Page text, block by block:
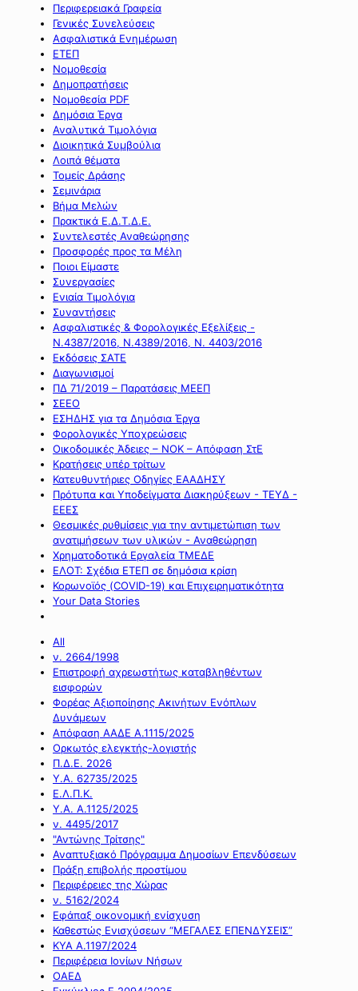
Περιφερειακά Γραφεία
Γενικές Συνελεύσεις
Ασφαλιστικά Ενημέρωση
ΕΤΕΠ
Νομοθεσία
Δημοπρατήσεις
Νομοθεσία PDF
Δημόσια Έργα
Αναλυτικά Τιμολόγια
Διοικητικά Συμβούλια
Λοιπά θέματα
Τομείς Δράσης
Σεμινάρια
Βήμα Μελών
Πρακτικά Ε.Δ.Τ.Δ.Ε.
Συντελεστές Αναθεώρησης
Προσφορές προς τα Μέλη
Ποιοι Είμαστε
Συνεργασίες
Ενιαία Τιμολόγια
Συναντήσεις
Ασφαλιστικές & Φορολογικές Εξελίξεις -
Ν.4387/2016, Ν.4389/2016, Ν. 4403/2016
Εκδόσεις ΣΑΤΕ
Διαγωνισμοί
ΠΔ 71/2019 – Παρατάσεις ΜΕΕΠ
ΣΕΕΟ
ΕΣΗΔΗΣ για τα Δημόσια Έργα
Φορολογικές Υποχρεώσεις
Οικοδομικές Άδειες – ΝΟΚ – Απόφαση ΣτΕ
Κρατήσεις υπέρ τρίτων
Κατευθυντήριες Οδηγίες ΕΑΑΔΗΣΥ
Πρότυπα και Υποδείγματα Διακηρύξεων - ΤΕΥΔ -
ΕΕΕΣ
Θεσμικές ρυθμίσεις για την αντιμετώπιση των
ανατιμήσεων των υλικών - Αναθεώρηση
Χρηματοδοτικά Εργαλεία ΤΜΕΔΕ
ΕΛΟΤ: Σχέδια ΕΤΕΠ σε δημόσια κρίση
Κορωνοϊός (COVID-19) και Επιχειρηματικότητα
Your Data Stories
All
ν. 2664/1998
Επιστροφή αχρεωστήτως καταβληθέντων
εισφορών
Φορέας Αξιοποίησης Ακινήτων Ενόπλων
Δυνάμεων
Απόφαση ΑΑΔΕ Α.1115/2025
Ορκωτός ελεγκτής-λογιστής
Π.Δ.Ε. 2026
Υ.Α. 62735/2025
Ε.Λ.Π.Κ.
Υ.Α. Α.1125/2025
ν. 4495/2017
"Αντώνης Τρίτσης"
Αναπτυξιακό Πρόγραμμα Δημοσίων Επενδύσεων
Πράξη επιβολής προστίμου
Περιφέρειες της Χώρας
ν. 5162/2024
Εφάπαξ οικονομική ενίσχυση
Καθεστώς Ενισχύσεων “ΜΕΓΑΛΕΣ ΕΠΕΝΔΥΣΕΙΣ”
ΚΥΑ Α.1197/2024
Περιφέρεια Ιονίων Νήσων
ΟΑΕΔ